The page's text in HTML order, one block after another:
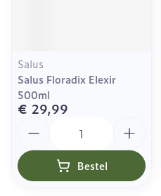
Salus
Salus Floradix Elexir
500ml
€ 29,99
Bestel